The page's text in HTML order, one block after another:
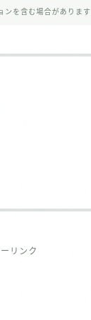
ンを含む場合があります
リンク